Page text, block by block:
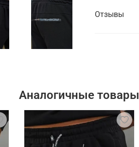
Отзывы
Аналогичные товары